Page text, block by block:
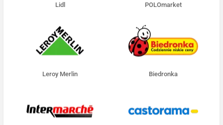
Lidl POLOmarket
Leroy Merlin Biedronka